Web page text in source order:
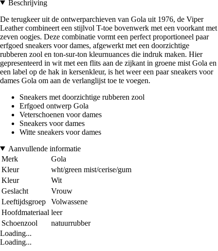
Beschrijving
De terugkeer uit de ontwerparchieven van Gola uit 1976, de Viper
Leather combineert een stijlvol T-toe bovenwerk met een voorkant met
zeven oogjes. Deze combinatie vormt een perfect proportioneel paar
erfgoed sneakers voor dames, afgewerkt met een doorzichtige
rubberen zool en ton-sur-ton kleurnuances die indruk maken. Hier
gepresenteerd in wit met een flits aan de zijkant in groene mist Gola en
een label op de hak in kersenkleur, is het weer een paar sneakers voor
dames Gola om aan de verlanglijst toe te voegen.
Sneakers met doorzichtige rubberen zool
Erfgoed ontwerp Gola
Veterschoenen voor dames
Sneakers voor dames
Witte sneakers voor dames
Aanvullende informatie
Merk
Gola
Kleur
wht/green mist/cerise/gum
Kleur
Wit
Geslacht
Vrouw
Leeftijdsgroep
Volwassene
Hoofdmateriaal leer
Schoenzool
natuurrubber
Loading...
Loading...